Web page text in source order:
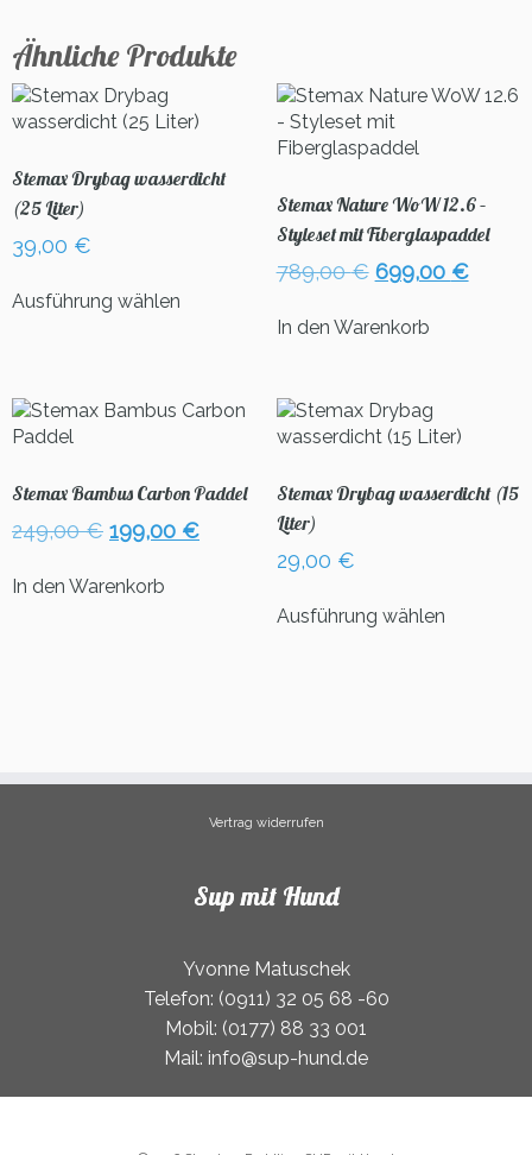
Ähnliche Produkte
Stemax Drybag wasserdicht
(25 Liter)
39,00 €
Ausführung wählen
auf.
können
auf
der
Produktseite
Stemax Nature WoW 12.6 –
Styleset mit Fiberglaspaddel
789,00€ Ursprünglicher
war:
699,00 €
In den Warenkorb
Stemax Bambus Carbon Paddel
249,00€ Ursprünglicher
war:
199,00 €Aktueller
199,00 €.
In den Warenkorb
Stemax Drybag wasserdicht (15
Liter)
29,00 €
Ausführung wählenProdukt
Optionen
Vertrag widerrufen
Sup mit Hund
Yvonne Matuschek
Telefon: (0911) 32 05 68 -60
Mobil: (0177) 88 33 001
Mail: info@sup-hund.de